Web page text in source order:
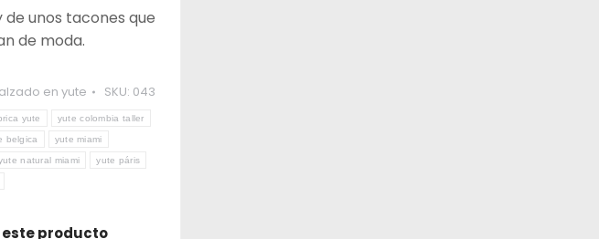
unos tacones que
de moda.
en yute SKU: 043
yute yute colombia taller
belgica yute miami
natural miami yute páris
producto